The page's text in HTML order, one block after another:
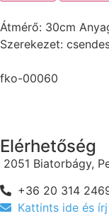
Átmérő: 30cm
Szerekezet:
fko-00060
Elérhetőség
2051 Biatorbágy,
+36 20 314
Kattints ide és